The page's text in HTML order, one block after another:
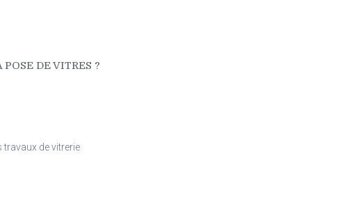
DE VITRES ?
travaux de vitrerie